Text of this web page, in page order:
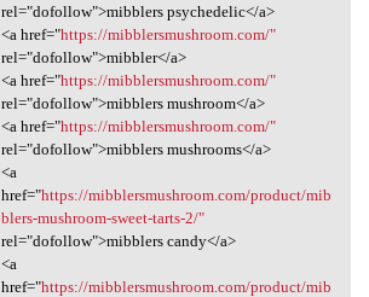
rel="dofollow">mibblers psychedelic</a>
<a href="https://mibblersmushroom.com/"
rel="dofollow">mibbler</a>
<a href="https://mibblersmushroom.com/"
rel="dofollow">mibblers mushroom</a>
<a href="https://mibblersmushroom.com/"
rel="dofollow">mibblers mushrooms</a>
<a
href="https://mibblersmushroom.com/product/mib
blers-mushroom-sweet-tarts-2/"
rel="dofollow">mibblers candy</a>
<a
href="https://mibblersmushroom.com/product/mib